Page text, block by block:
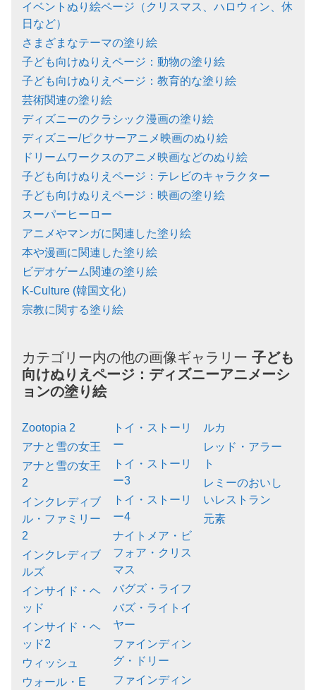
イベントぬり絵ページ（クリスマス、ハロウィン、休
日など）
さまざまなテーマの塗り絵
子ども向けぬりえページ：動物の塗り絵
子ども向けぬりえページ：教育的な塗り絵
芸術関連の塗り絵
ディズニーのクラシック漫画の塗り絵
ディズニー/ピクサーアニメ映画のぬり絵
ドリームワークスのアニメ映画などのぬり絵
子ども向けぬりえページ：テレビのキャラクター
子ども向けぬりえページ：映画の塗り絵
スーパーヒーロー
アニメやマンガに関連した塗り絵
本や漫画に関連した塗り絵
ビデオゲーム関連の塗り絵
K-Culture (韓国文化）
宗教に関する塗り絵
カテゴリー内の他の画像ギャラリー 子ども
向けぬりえページ： ディズニーアニメーシ
ョンの塗り絵
Zootopia 2
アナと雪の女王
アナと雪の女王
2
インクレディブ
ル・ファミリー
2
インクレディブ
ルズ
インサイド・ヘ
ッド
インサイド・ヘ
ッド2
ウィッシュ
ウォール・E
トイ・ストーリ
ー
トイ・ストーリ
ー3
トイ・ストーリ
ー4
ナイトメア・ビ
フォア・クリス
マス
バグズ・ライフ
バズ・ライトイ
ヤー
ファインディン
グ・ドリー
ファインディン
ルカ
レッド・アラー
ト
レミーのおいし
いレストラン
元素